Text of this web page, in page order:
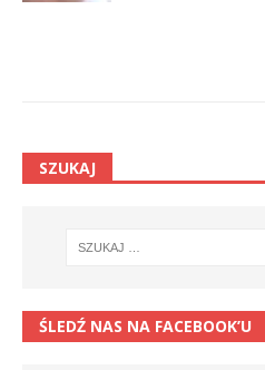
SZUKAJ
ŚLEDŹ NAS NA FACEBOOK’U